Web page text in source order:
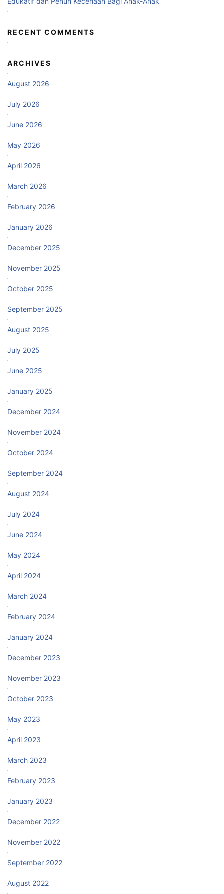
RECENT COMMENTS
ARCHIVES
August 2026
July 2026
June 2026
May 2026
April 2026
March 2026
February 2026
January 2026
December 2025
November 2025
October 2025
September 2025
August 2025
July 2025
June 2025
January 2025
December 2024
November 2024
October 2024
September 2024
August 2024
July 2024
June 2024
May 2024
April 2024
March 2024
February 2024
January 2024
December 2023
November 2023
October 2023
May 2023
April 2023
March 2023
February 2023
January 2023
December 2022
November 2022
September 2022
August 2022